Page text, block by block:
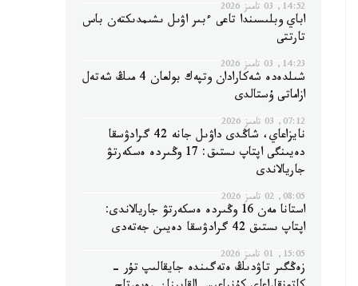
14:52, 03 تامىز 2026
اباي وبلىسىندا تاعى ءبىر اۋىل ىشىمدىكتەن باس
تارتتى
14:23, 03 تامىز 2026
شىلدەدە شەكارادان وتپەك بولعان 4 مىڭ شەتەل
ازاماتى ۇستالدى
07:12, 03 تامىز 2026
نايزاعاي، شاڭدى داۋىل جانە 42 گرادۋسقا
دەيىنگى اپتاپ ىستىق: 17 وڭىردە ەسكەرتۋ
جاريالاندى
08:05, 02 تامىز 2026
استانا مەن 16 وڭىردە ەسكەرتۋ جاريالاندى:
اپتاپ ىستىق 42 گرادۋسقا دەيىن جەتەدى
15:05, 01 تامىز 2026
زەڭگىر تاۋدىڭ ەتەگىندە جايقالىپ تۇر -